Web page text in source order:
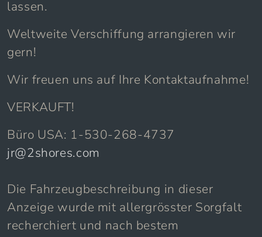
einem Marken Spezialisten überprüfen zu
lassen.
Weltweite Verschiffung arrangieren wir
gern!
Wir freuen uns auf Ihre Kontaktaufnahme!
VERKAUFT!
Büro USA: 1-530-268-4737
Die Fahrzeugbeschreibung in dieser
Anzeige wurde mit allergrösster Sorgfalt